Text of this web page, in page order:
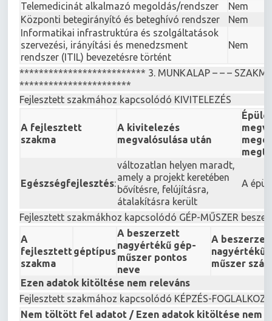
Telemedicinát alkalmazó megoldás/rendszer
Nem
Központi betegirányító és beteghívó rendszer
Nem
Informatikai infrastruktúra és szolgáltatások
szervezési, irányítási és menedzsment
rendszer (ITIL) bevezetésre történt
Nem
************************** 3. MUNKALAP – – –
***********************
Fejlesztett szakmához kapcsolódó KIVITELEZÉS
A fejlesztett
szakma
A kivitelezés
megvalósulása után
Egészségfejlesztés:
változatlan helyen maradt,
amely a projekt keretében
bővítésre, felújításra,
átalakításra került
A
Fejlesztett szakmákhoz kapcsolódó GÉP-MŰSZER
A
fejlesztett
szakma
géptípus
A beszerzett
nagyértékű gép-
műszer pontos
neve
A
nagyértékű
műszer
Ezen adatok kitöltése nem releváns
Fejlesztett szakmához kapcsolódó KÉPZÉS-
Nem töltött fel adatot / Ezen adatok kitöltése nem